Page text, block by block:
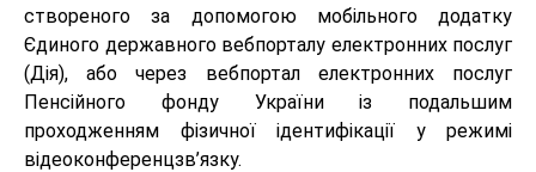
створеного за допомогою мобільного додатку
Єдиного державного вебпорталу електронних послуг
(Дія), або через вебпортал електронних послуг
Пенсійного фонду України із подальшим
проходженням фізичної ідентифікації у режимі
відеоконференцзв’язку.